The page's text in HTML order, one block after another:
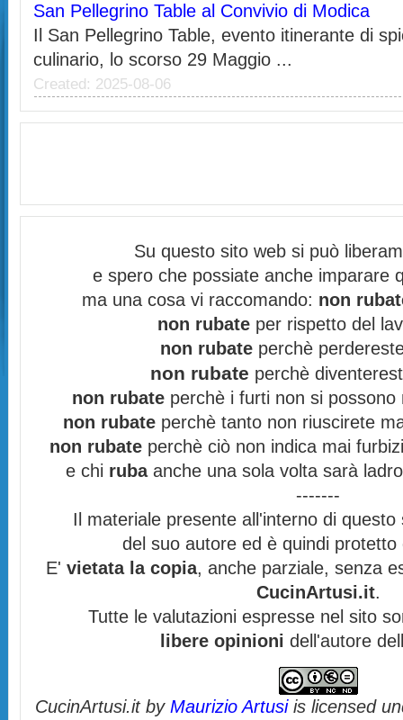
San Pellegrino Table al Convivio di Modica
Il San Pellegrino Table, evento itinerante di
culinario, lo scorso 29 Maggio ...
Created: 2025-08-06
Su questo sito web si può
e spero che possiate anche imparare
ma una cosa vi raccomando: non
non rubate per rispetto del
non rubate perchè
non rubate perchè
non rubate perchè i furti non si
non rubate perchè tanto non riuscirete
non rubate perchè ciò non indica mai
e chi rubaanche una sola volta sarà
-------
Il materiale presente all'interno di
del suo autore ed è quindi
E' vietata la copia, anche parziale, senza
CucinArtusi.it.
Tutte le valutazioni espresse nel sito
libere opinioni dell'autore
CucinArtusi.itby Maurizio Artusiis licensed